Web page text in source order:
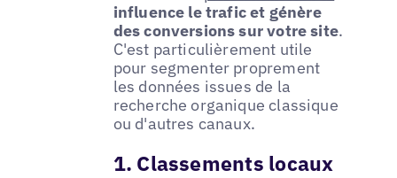
influence le trafic et génère
des conversions sur votre site.
C'est particulièrement utile
pour segmenter proprement
les données issues de la
recherche organique classique
ou d'autres canaux.
1. Classements locaux